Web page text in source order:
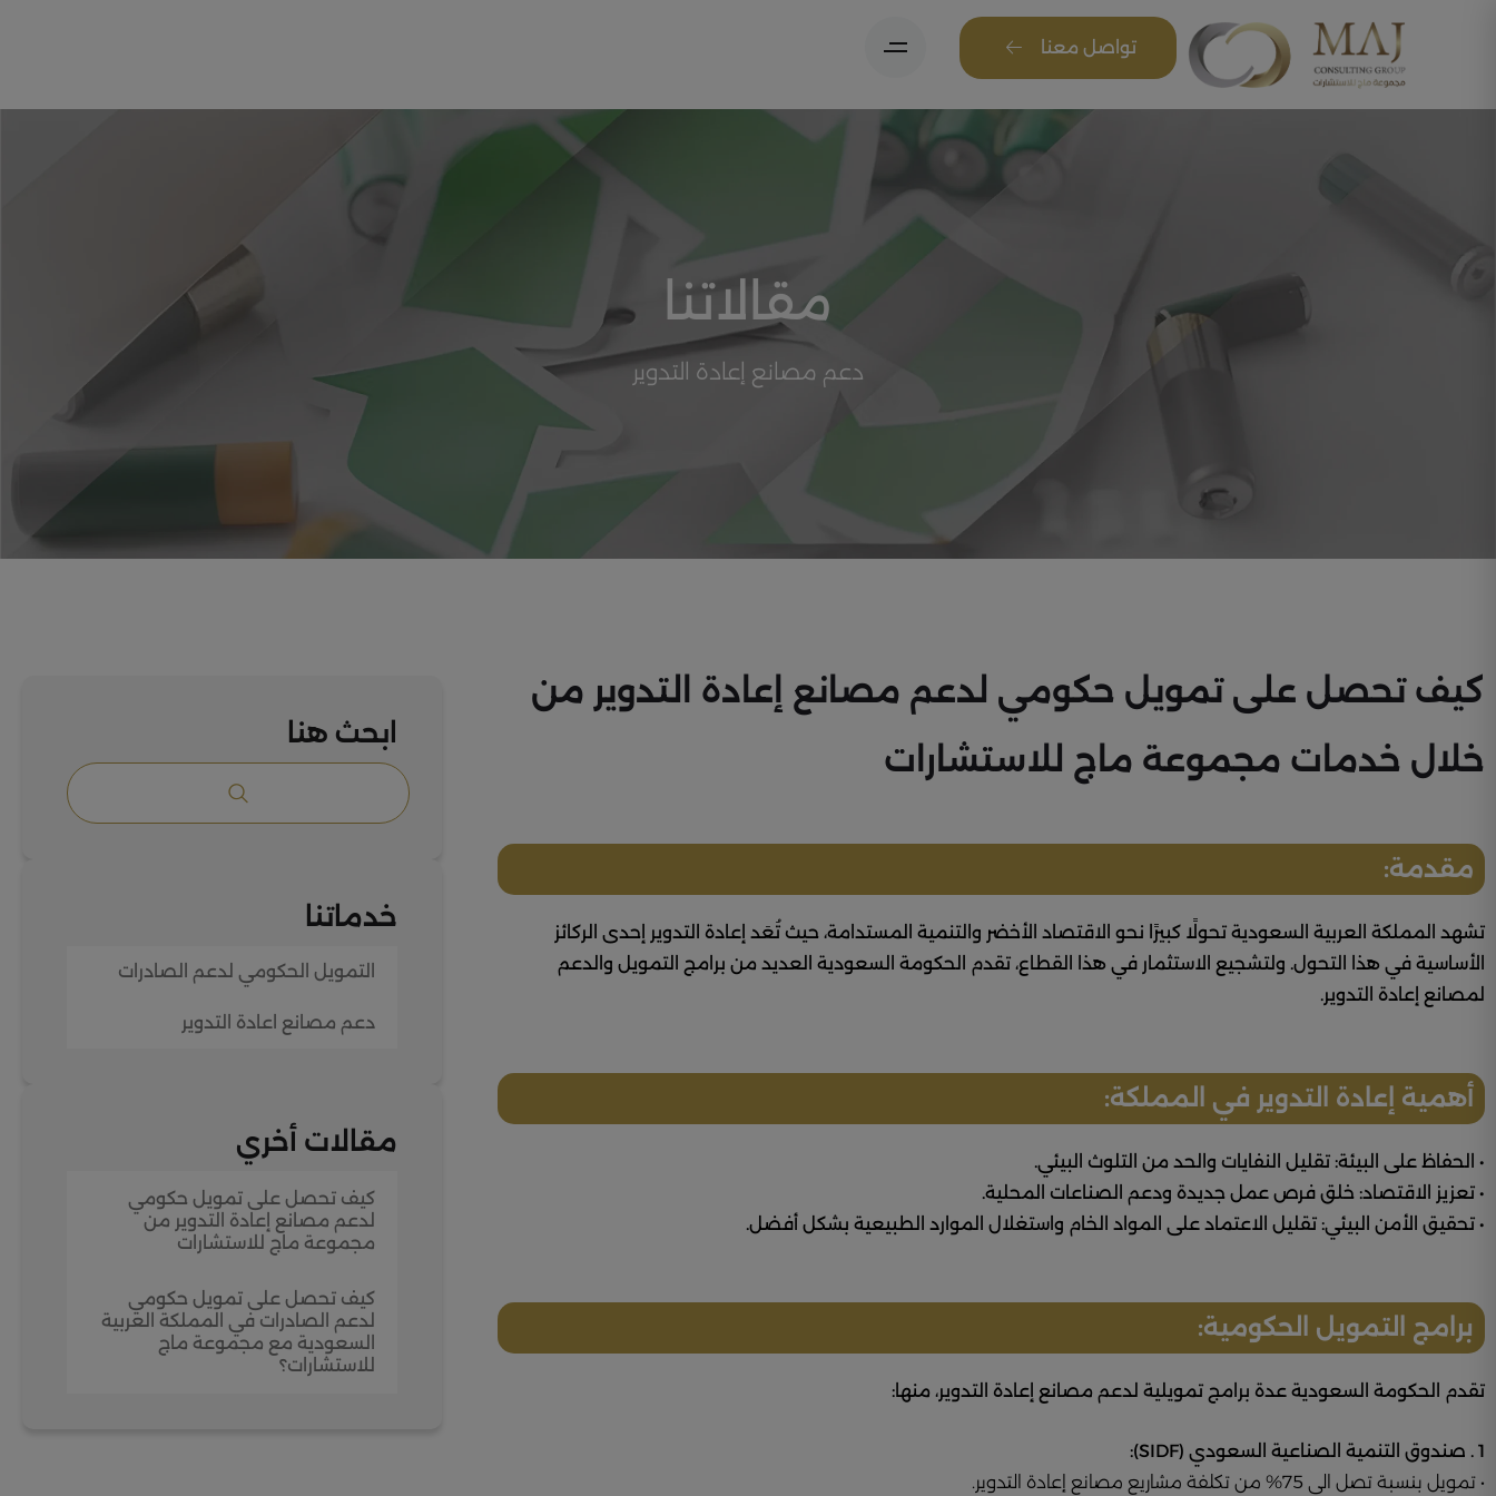
تواصل معنا
مقالاتنا
دعم مصانع إعادة التدوير
ابحث هنا
خدماتنا
التمويل الحكومي لدعم الصادرات
دعم مصانع اعادة التدوير
مقالات أخري
كيف تحصل على تمويل حكومي
لدعم مصانع إعادة التدوير من
مجموعة ماج للاستشارات
كيف تحصل على تمويل حكومي
لدعم الصادرات في المملكة العربية
السعودية مع مجموعة ماج
للاستشارات؟
كيف تحصل على تمويل حكومي لدعم مصانع إعادة التدوير من
خلال خدمات مجموعة ماج للاستشارات
مقدمة:
تشهد المملكة العربية السعودية تحولًا كبيرًا نحو الاقتصاد الأخضر والتنمية المستدامة، حيث تُعَد إعادة التدوير إحدى الركائز
الأساسية في هذا التحول. ولتشجيع الاستثمار في هذا القطاع، تقدم الحكومة السعودية العديد من برامج التمويل والدعم
لمصانع إعادة التدوير.
أهمية إعادة التدوير في المملكة:
• الحفاظ على البيئة: تقليل النفايات والحد من التلوث البيئي.
• تعزيز الاقتصاد: خلق فرص عمل جديدة ودعم الصناعات المحلية.
• تحقيق الأمن البيئي: تقليل الاعتماد على المواد الخام واستغلال الموارد الطبيعية بشكل أفضل.
برامج التمويل الحكومية:
تقدم الحكومة السعودية عدة برامج تمويلية لدعم مصانع إعادة التدوير، منها:
1 . صندوق التنمية الصناعية السعودي (SIDF):
• تمويل بنسبة تصل الى 75% من تكلفة مشاريع مصانع إعادة التدوير.